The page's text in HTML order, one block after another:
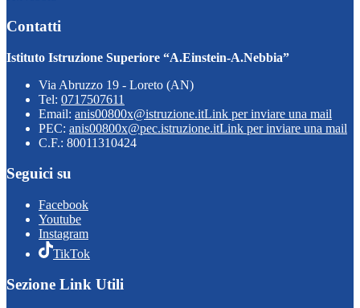
Contatti
Istituto Istruzione Superiore “A.Einstein-A.Nebbia”
Via Abruzzo 19 - Loreto (AN)
Tel: 0717507611
Email: anis00800x@istruzione.itLink per inviare una mail
PEC: anis00800x@pec.istruzione.itLink per inviare una mail
C.F.: 80011310424
Seguici su
Facebook
Youtube
Instagram
TikTok
Sezione Link Utili